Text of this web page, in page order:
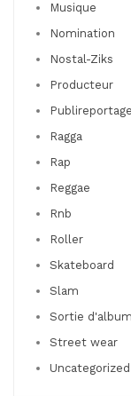
Musique
Nomination
Nostal-Ziks
Producteur
Publireportage
Ragga
Rap
Reggae
Rnb
Roller
Skateboard
Slam
Sortie d'album
Street wear
Uncategorized